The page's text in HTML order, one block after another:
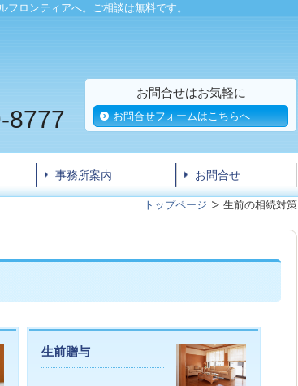
ロンティアへ。ご相談は無料です。
8777
お問合せはお気軽に
お問合せフォームはこちらへ
事務所案内 お問合せ
トップページ 生前の相続対策
生前贈与